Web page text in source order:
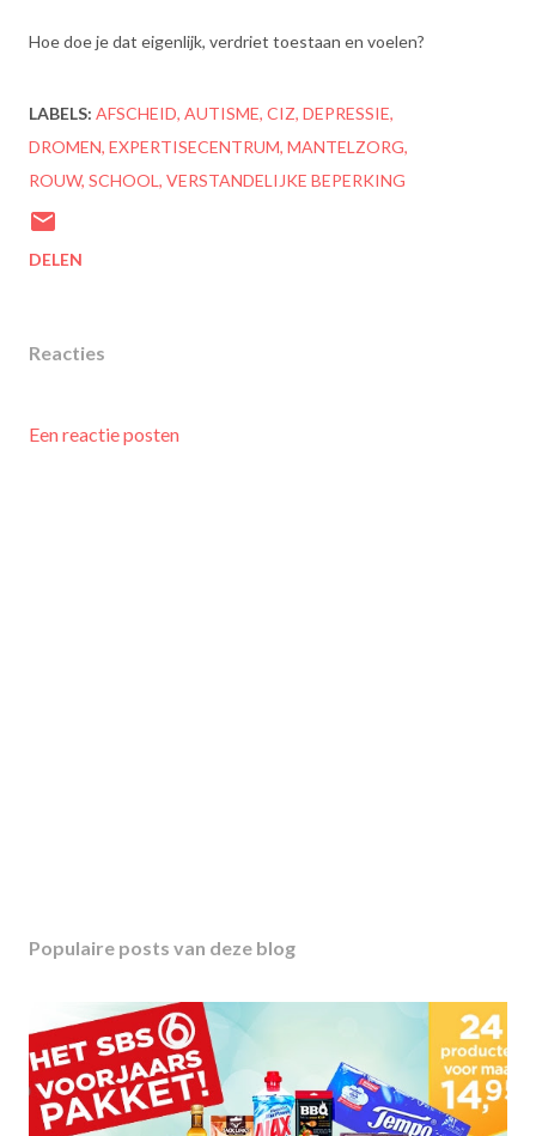
Hoe doe je dat eigenlijk, verdriet toestaan en voelen?
LABELS: AFSCHEID AUTISME CIZ DEPRESSIE
DROMEN EXPERTISECENTRUM MANTELZORG
ROUW SCHOOL VERSTANDELIJKE BEPERKING
DELEN
Reacties
Een reactie posten
Populaire posts van deze blog